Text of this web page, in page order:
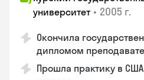
университет • 2005 г.
Окончила
дипломом
Прошла практику в